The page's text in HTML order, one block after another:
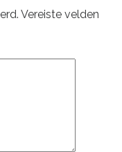
Vereiste velden